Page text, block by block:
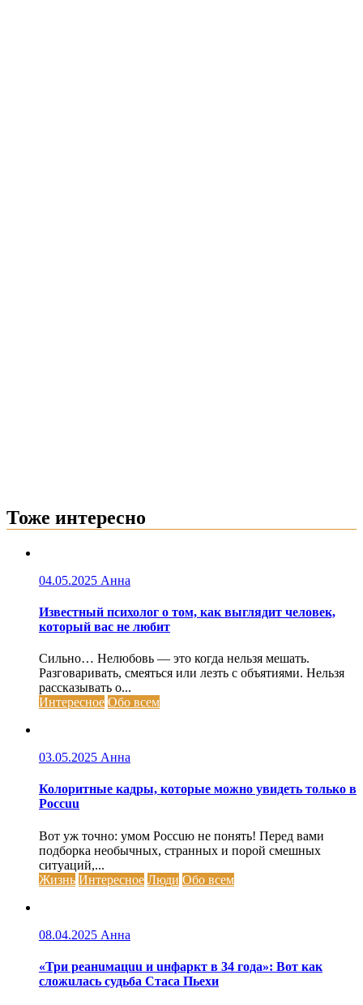
Тоже интересно
04.05.2025 Анна
Известный психолог о том, как выглядит человек,
который вас не любит
Сильно… Нелюбовь — это когда нельзя мешать.
Разговаривать, смеяться или лезть с объятиями. Нельзя
рассказывать о...
Интересное Обо всем
03.05.2025 Анна
Колоритные кадры, которые можно увидеть только в
Россuu
Вот уж точно: умом Россuю не понять! Перед вами
подборка необычных, странных и порой смешных
ситуаций,...
Жизнь Интересное Люди Обо всем
08.04.2025 Анна
«Три реанuмацuu и uнфаркт в 34 года»: Вот как
сложuлась судьба Стаса Пьехи